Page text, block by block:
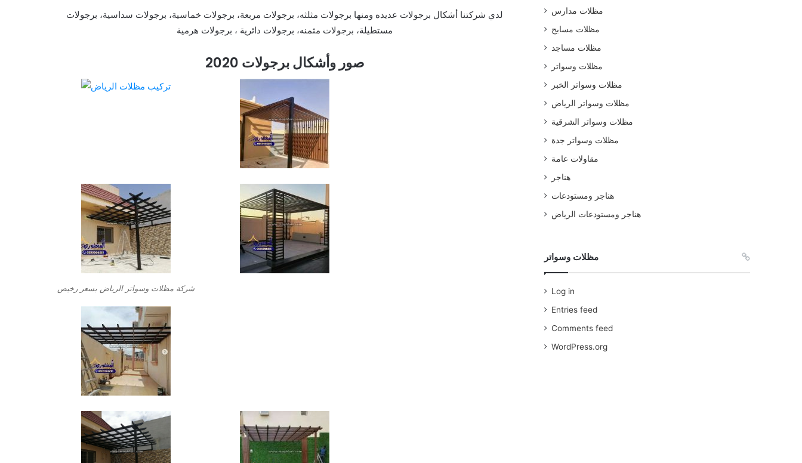
لدي شركتنا أشكال برجولات عديده ومنها برجولات مثلثه، برجولات مربعة، برجولات خماسية، برجولات سداسية، برجولات
مستطيلة، برجولات مثمنه، برجولات دائرية ، برجولات هرمية
صور وأشكال برجولات 2020
شركة مظلات وسواتر الرياض بسعر رخيص
مظلات مدارس
مظلات مسابح
مظلات مساجد
مظلات وسواتر
مظلات وسواتر الخبر
مظلات وسواتر الرياض
مظلات وسواتر الشرقية
مظلات وسواتر جدة
مقاولات عامة
هناجر
هناجر ومستودعات
هناجر ومستودعات الرياض
مظلات وسواتر
Log in
Entries feed
Comments feed
WordPress.org